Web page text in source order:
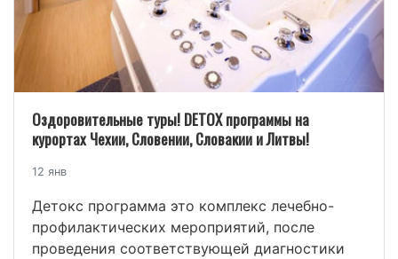
Оздоровительные туры! DETOX программы на
курортах Чехии, Словении, Словакии и Литвы!
12 янв
Детокс программа это комплекс лечебно-
профилактических мероприятий, после
проведения соответствующей диагностики